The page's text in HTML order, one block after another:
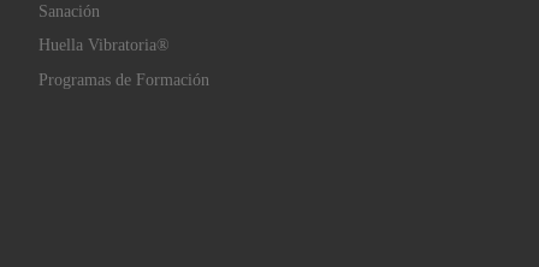
Sanación
Huella Vibratoria®
Programas de Formación